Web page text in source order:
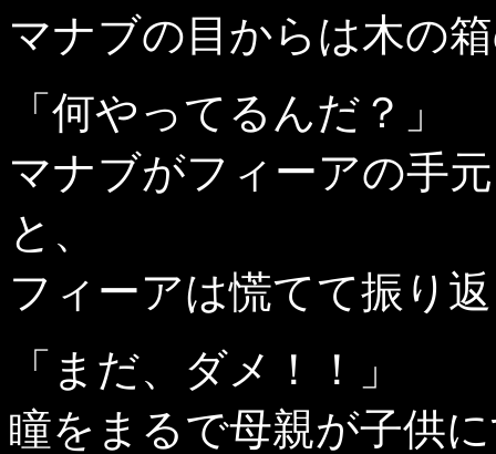
マナブの目からは木の
「何やってるんだ？」
マナブがフィーアの手
と、
フィーアは慌てて振り
「まだ、ダメ！！」
瞳をまるで母親が子供